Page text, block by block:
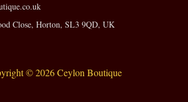
Close, Horton, SL3 9QD, UK
© 2026 Ceylon Boutique